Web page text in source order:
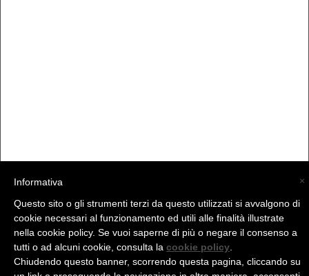
(C) La Valtellina - info@la-valtellina.com -
×
Informativa
Questo sito o gli strumenti terzi da questo utilizzati si avvalgono di
cookie necessari al funzionamento ed utili alle finalità illustrate
nella cookie policy. Se vuoi saperne di più o negare il consenso a
tutti o ad alcuni cookie, consulta la cookie policy
Chiudendo questo banner, scorrendo questa pagina, cliccando su